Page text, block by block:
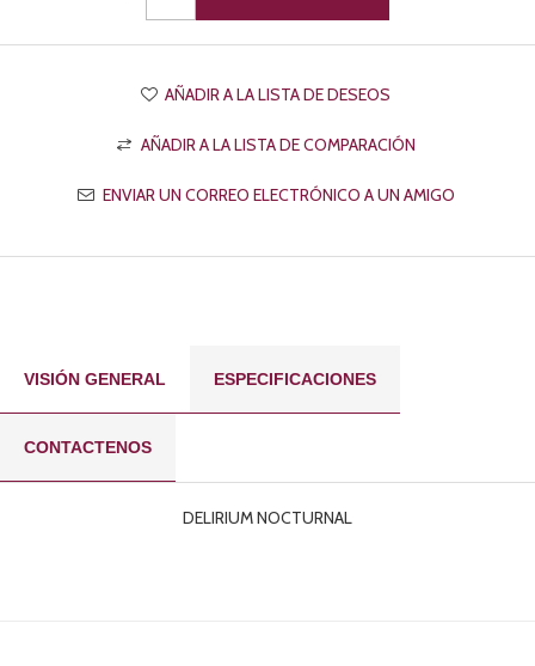
VISIÓN GENERAL ESPECIFICACIONES
CONTACTENOS
DELIRIUM NOCTURNAL